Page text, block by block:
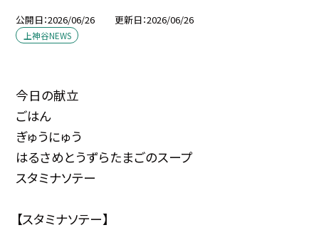
公開日 2026/06/26 更新日 2026/06/26
上神谷NEWS
今日の献立
ごはん
ぎゅうにゅう
はるさめとうずらたまごのスープ
スタミナソテー
【スタミナソテー】